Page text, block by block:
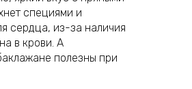
специями и
сердца, из-за наличия
в крови. А
полезны при